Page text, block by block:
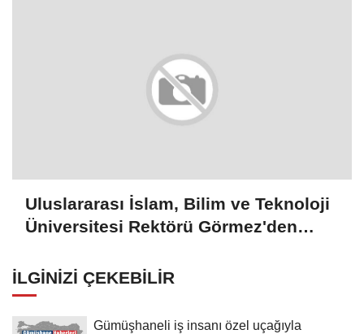
Uluslararası İslam, Bilim ve Teknoloji
Üniversitesi Rektörü Görmez'den
mesajı:
İLGINIZI ÇEKEBILIR
Gümüşhaneli iş insanı özel uçağıyla